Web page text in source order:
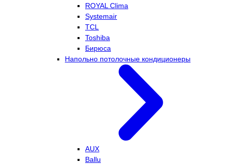
ROYAL Clima
Systemair
TCL
Toshiba
Бирюса
Напольно потолочные кондиционеры
AUX
Ballu